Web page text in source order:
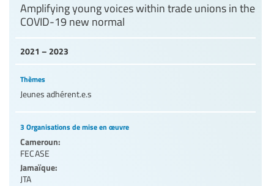
2021 – 2023
Amplifying young voices within trade unions in the
COVID-19 new normal
Thèmes
Jeunes adhérent.e.s
3 Organisations de mise en œuvre
Cameroun:
FECASE
Jamaïque:
JTA